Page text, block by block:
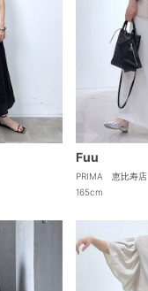
Fuu
PRIMA 恵比寿店
165cm